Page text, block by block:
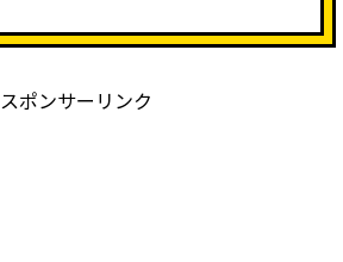
スポンサーリンク